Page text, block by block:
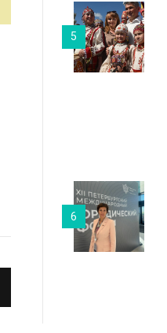
5
6